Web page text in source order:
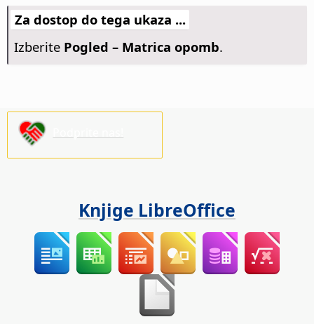
Za dostop do tega ukaza ...
Izberite Pogled – Matrica opomb.
Knjige LibreOffice